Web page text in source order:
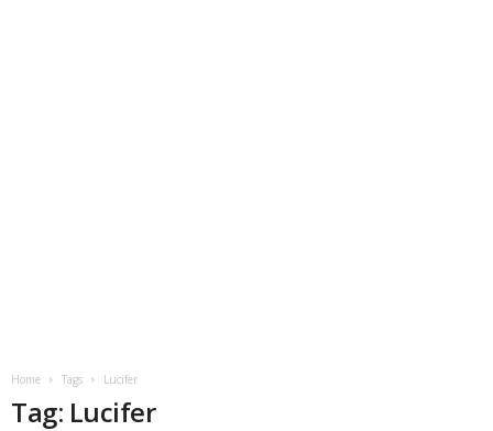
Home Tags Lucifer
Tag: Lucifer